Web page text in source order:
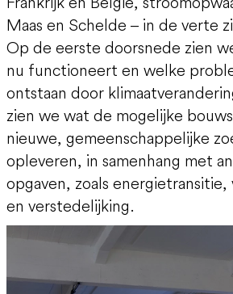
Maas en Schelde – in de verte
Op de eerste doorsnede zien
nu functioneert en welke
ontstaan door
zien we wat de mogelijke
nieuwe, gemeenschappelijke
opleveren, in samenhang met
opgaven, zoals
en verstedelijking.